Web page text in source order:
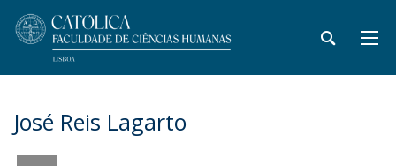
José Reis Lagarto